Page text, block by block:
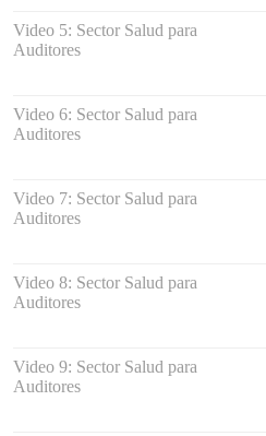
Video 5: Sector Salud para
Auditores
Video 6: Sector Salud para
Auditores
Video 7: Sector Salud para
Auditores
Video 8: Sector Salud para
Auditores
Video 9: Sector Salud para
Auditores